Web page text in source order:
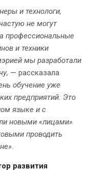
и технологи,
не могут
профессиональные
и техники
мы разработали
— рассказала
обучение уже
предприятий. Это
языке и с
новыми «лицами»
проводить
.
развития